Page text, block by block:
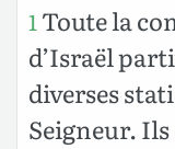
1 Toute la
d’Israël
diverses
Seigneur.